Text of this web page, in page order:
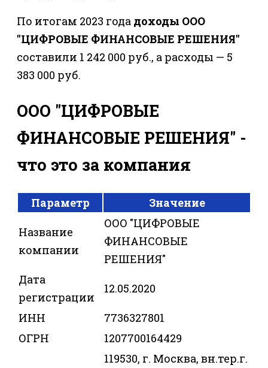
По итогам 2023 года доходы ООО
"ЦИФРОВЫЕ ФИНАНСОВЫЕ РЕШЕНИЯ"
составили 1 242 000 руб., а расходы — 5
383 000 руб.
ООО "ЦИФРОВЫЕ
ФИНАНСОВЫЕ РЕШЕНИЯ" -
что это за компания
Параметр Значение
Название
компании
ООО "ЦИФРОВЫЕ
ФИНАНСОВЫЕ
РЕШЕНИЯ"
Дата
регистрации
12.05.2020
ИНН
7736327801
ОГРН
1207700164429
119530, г. Москва, вн.тер.г.